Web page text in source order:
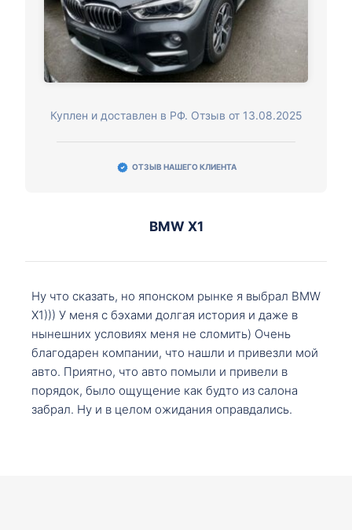
Куплен и доставлен в РФ. Отзыв от 13.08.2025
ОТЗЫВ НАШЕГО КЛИЕНТА
BMW X1
Ну что сказать, но японском рынке я выбрал BMW
X1))) У меня с бэхами долгая история и даже в
нынешних условиях меня не сломить) Очень
благодарен компании, что нашли и привезли мой
авто. Приятно, что авто помыли и привели в
порядок, было ощущение как будто из салона
забрал. Ну и в целом ожидания оправдались.